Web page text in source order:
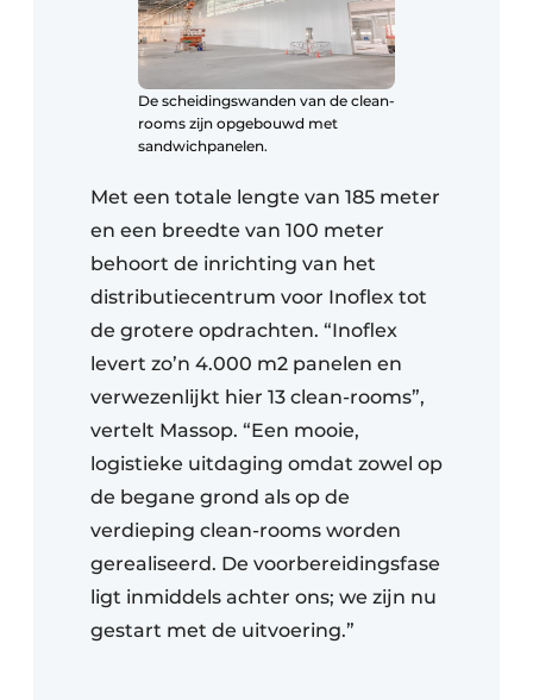
De scheidingswanden van de clean-
rooms zijn opgebouwd met
sandwichpanelen.
Met een totale lengte van 185 meter
en een breedte van 100 meter
behoort de inrichting van het
distributiecentrum voor Inoflex tot
de grotere opdrachten. “Inoflex
levert zo’n 4.000 m2 panelen en
verwezenlijkt hier 13 clean-rooms”,
vertelt Massop. “Een mooie,
logistieke uitdaging omdat zowel op
de begane grond als op de
verdieping clean-rooms worden
gerealiseerd. De voorbereidingsfase
ligt inmiddels achter ons; we zijn nu
gestart met de uitvoering.”